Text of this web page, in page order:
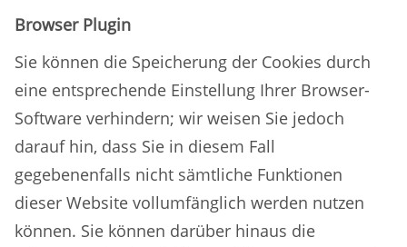
Browser Plugin
Sie können die Speicherung der Cookies durch
eine entsprechende Einstellung Ihrer Browser-
Software verhindern; wir weisen Sie jedoch
darauf hin, dass Sie in diesem Fall
gegebenenfalls nicht sämtliche Funktionen
dieser Website vollumfänglich werden nutzen
können. Sie können darüber hinaus die